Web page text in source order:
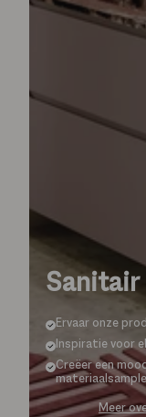
Sanitair
Ervaar onze
Inspiratie voor
Creëer een
Meer